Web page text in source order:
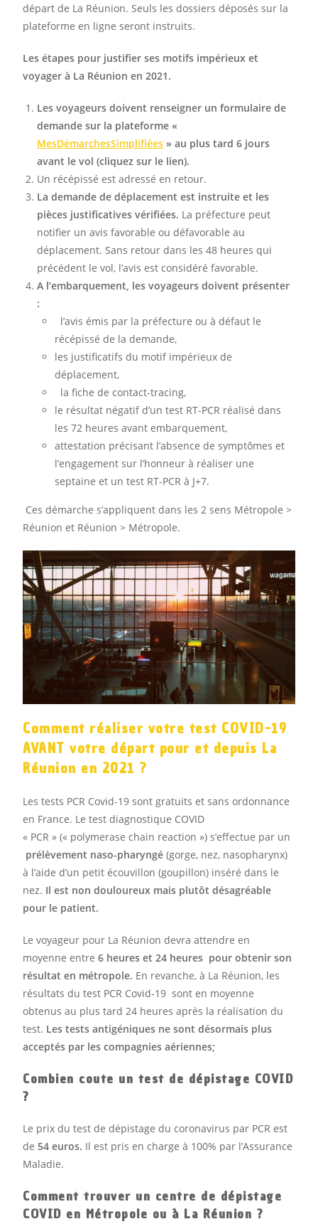
départ de La Réunion. Seuls les dossiers déposés sur la
plateforme en ligne seront instruits.
Les étapes pour justifier ses motifs impérieux et
voyager à La Réunion en 2021.
Les voyageurs doivent renseigner un formulaire de
demande sur la plateforme «
MesDémarchesSimplifiées » au plus tard 6 jours
avant le vol (cliquez sur le lien).
Un récépissé est adressé en retour.
La demande de déplacement est instruite et les
pièces justificatives vérifiées. La préfecture peut
notifier un avis favorable ou défavorable au
déplacement. Sans retour dans les 48 heures qui
précédent le vol, l’avis est considéré favorable.
A l’embarquement, les voyageurs doivent présenter
:
l’avis émis par la préfecture ou à défaut le
récépissé de la demande,
les justificatifs du motif impérieux de
déplacement,
la fiche de contact-tracing,
le résultat négatif d’un test RT-PCR réalisé dans
les 72 heures avant embarquement,
attestation précisant l’absence de symptômes et
l’engagement sur l’honneur à réaliser une
septaine et un test RT-PCR à J+7.
Ces démarche s’appliquent dans les 2 sens Métropole >
Réunion et Réunion > Métropole.
Comment réaliser votre test COVID-19
AVANT votre départ pour et depuis La
Réunion en 2021 ?
Les tests PCR Covid-19 sont gratuits et sans ordonnance
en France. Le test diagnostique COVID
« PCR » (« polymerase chain reaction ») s’effectue par un
prélèvement naso-pharyngé (gorge, nez, nasopharynx)
à l’aide d’un petit écouvillon (goupillon) inséré dans le
nez. Il est non douloureux mais plutôt désagréable
pour le patient.
Le voyageur pour La Réunion devra attendre en
moyenne entre6 heures et 24 heures pour obtenir son
résultat en métropole. En revanche, à La Réunion, les
résultats du test PCR Covid-19 sont en moyenne
obtenus au plus tard 24 heures après la réalisation du
test. Les tests antigéniques ne sont désormais plus
acceptés par les compagnies aériennes;
Combien coute un test de dépistage COVID
?
Le prix du test de dépistage du coronavirus par PCR est
de54 euros. Il est pris en charge à 100% par l’Assurance
Maladie.
Comment trouver un centre de dépistage
COVID en Métropole ou à La Réunion ?